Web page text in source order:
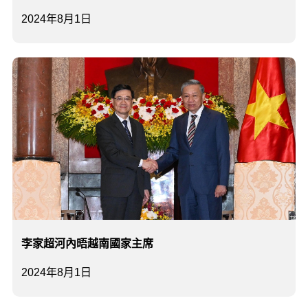
2024年8月1日
2024年8月1日
李家超河內晤越南國家主席